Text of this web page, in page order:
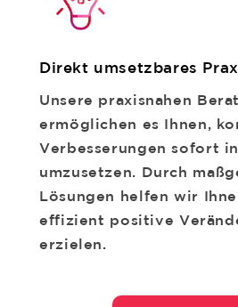
Direkt umsetzbares
Unsere praxisnahen
ermöglichen es Ihnen,
Verbesserungen sofort
umzusetzen. Durch
Lösungen helfen wir
effizient positive
erzielen.